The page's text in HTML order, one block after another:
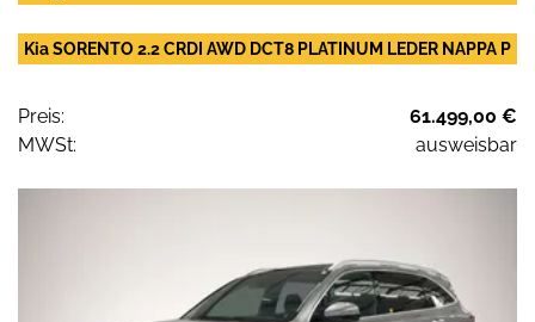
Kia SORENTO 2.2 CRDI AWD DCT8 PLATINUM LEDER NAPPA P
Preis:
61.499,00 €
MWSt:
ausweisbar